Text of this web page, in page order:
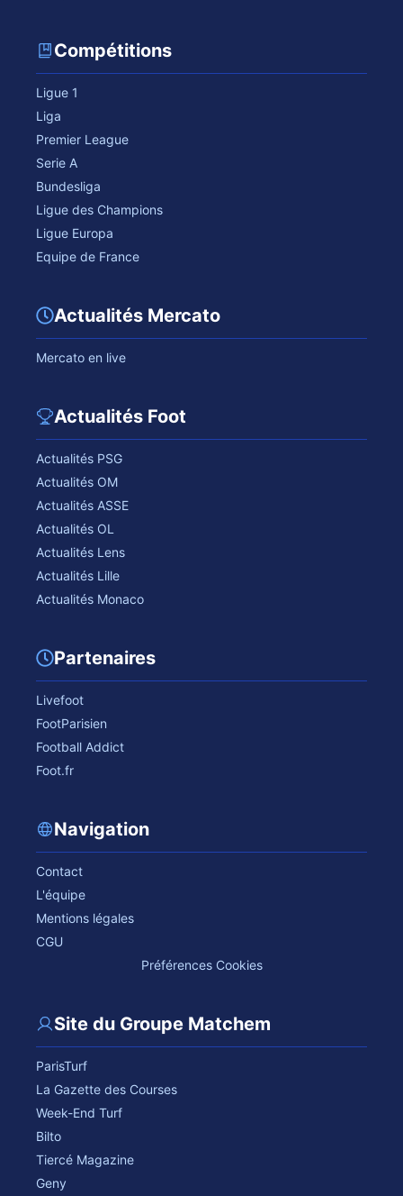
Compétitions
Ligue 1
Liga
Premier League
Serie A
Bundesliga
Ligue des Champions
Ligue Europa
Equipe de France
Actualités Mercato
Mercato en live
Actualités Foot
Actualités PSG
Actualités OM
Actualités ASSE
Actualités OL
Actualités Lens
Actualités Lille
Actualités Monaco
Partenaires
Livefoot
FootParisien
Football Addict
Foot.fr
Navigation
Contact
L'équipe
Mentions légales
CGU
Préférences Cookies
Site du Groupe Matchem
ParisTurf
La Gazette des Courses
Week-End Turf
Bilto
Tiercé Magazine
Geny